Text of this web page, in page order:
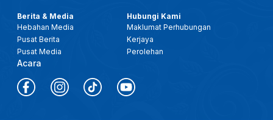
Berita & Media
Hebahan Media
Pusat Berita
Pusat Media
Acara
Hubungi Kami
Maklumat Perhubungan
Kerjaya
Perolehan